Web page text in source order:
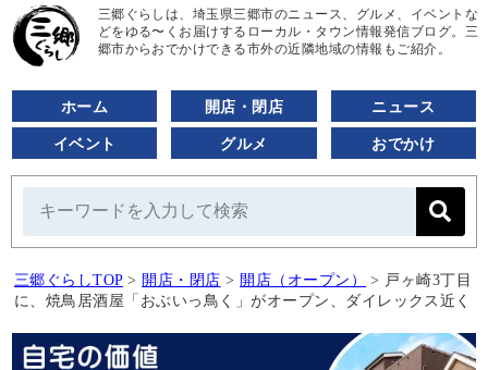
三郷ぐらしは、埼玉県三郷市のニュース、グルメ、イベントな
どをゆる〜くお届けするローカル・タウン情報発信ブログ。三
郷市からおでかけできる市外の近隣地域の情報もご紹介。
ホーム 開店・閉店 ニュース
イベント グルメ おでかけ
三郷ぐらしTOP > 開店・閉店 > 開店（オープン） > 戸ヶ崎3丁目
に、焼鳥居酒屋「おぶいっ鳥く」がオープン、ダイレックス近く